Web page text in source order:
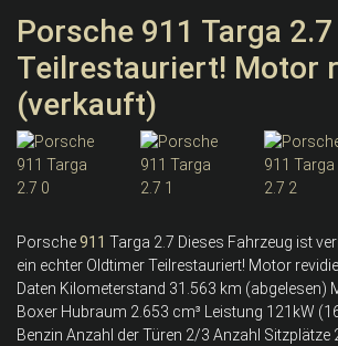
Porsche 911 Targa 2.7
Teilrestauriert! Motor
(verkauft)
Porsche911 Targa 2.7 Dieses Fahrzeug ist
ein echter Oldtimer Teilrestauriert! Motor
Daten Kilometerstand 31.563 km (abgelesen)
Boxer Hubraum 2.653 cm³ Leistung 121kW
Benzin Anzahl der Türen 2/3 Anzahl Sitzplätze